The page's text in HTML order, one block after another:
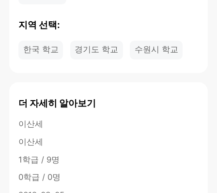
지역 선택:
한국 학교 경기도 학교 수원시 학교
더 자세히 알아보기
이산세
이산세
1학급 / 9명
0학급 / 0명